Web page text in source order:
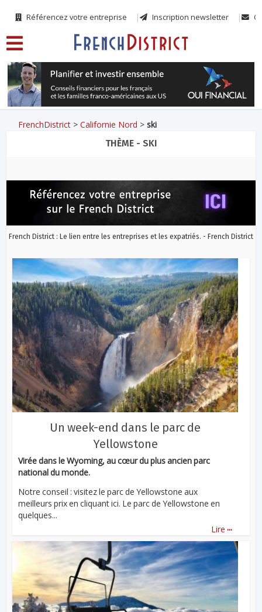
Référencez votre entreprise Inscription newsletter
FrenchDistrict >Californie Nord >ski
THÈME - SKI
French District : Le lien entre les entreprises et les expatriés. - French District
Un week-end dans le parc de
Yellowstone
Virée dans le Wyoming, au cœur du plus ancien parc
national du monde.
Notre conseil : visitez le parc de Yellowstone aux
meilleurs prix en cliquant ici. Le parc de Yellowstone en
quelques...
Lire ...